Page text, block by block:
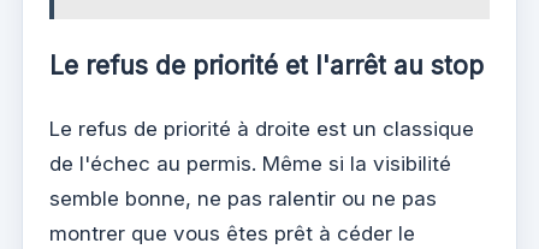
Le refus de priorité et l'arrêt au stop
Le refus de priorité à droite est un classique
de l'échec au permis. Même si la visibilité
semble bonne, ne pas ralentir ou ne pas
montrer que vous êtes prêt à céder le